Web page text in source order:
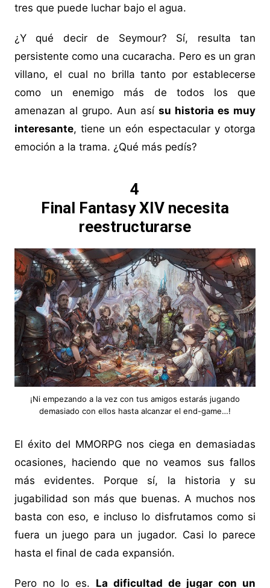
tres que puede luchar bajo el agua.
¿Y qué decir de Seymour? Sí, resulta tan
persistente como una cucaracha. Pero es un gran
villano, el cual no brilla tanto por establecerse
como un enemigo más de todos los que
amenazan al grupo. Aun asísu historia es muy
interesante, tiene un eón espectacular y otorga
emoción a la trama. ¿Qué más pedís?
4
Final Fantasy XIV necesita
reestructurarse
¡Ni empezando a la vez con tus amigos estarás jugando
demasiado con ellos hasta alcanzar el end-game…!
El éxito del MMORPG nos ciega en demasiadas
ocasiones, haciendo que no veamos sus fallos
más evidentes. Porque sí, la historia y su
jugabilidad son más que buenas. A muchos nos
basta con eso, e incluso lo disfrutamos como si
fuera un juego para un jugador. Casi lo parece
hasta el final de cada expansión.
Pero no lo es. La dificultad de jugar con un